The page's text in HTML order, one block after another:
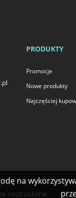
PRODUKTY
Promocje
Nowe produkty
Najczęściej
zastrzeżone.
na